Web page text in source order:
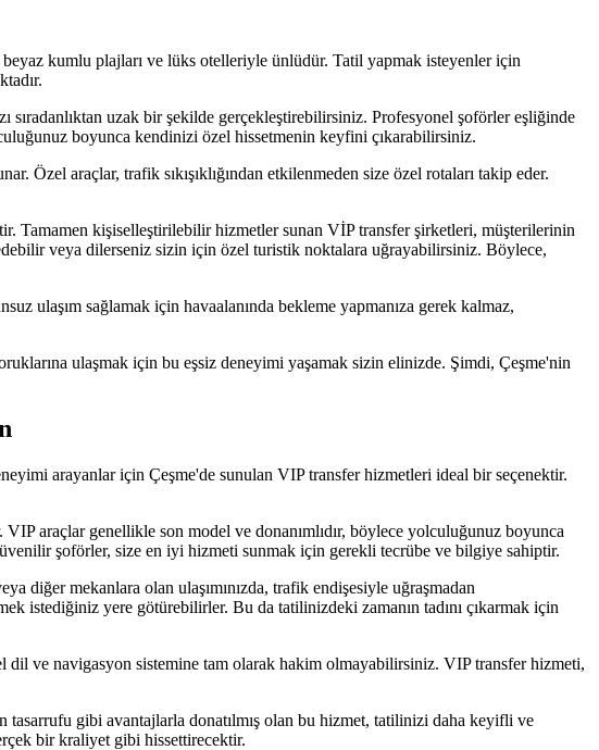
kumlu plajları ve lüks otelleriyle ünlüdür. Tatil yapmak isteyenler için
sıradanlıktan uzak bir şekilde gerçekleştirebilirsiniz. Profesyonel şoförler eşliğinde
boyunca kendinizi özel hissetmenin keyfini çıkarabilirsiniz.
Özel araçlar, trafik sıkışıklığından etkilenmeden size özel rotaları takip eder.
Tamamen kişiselleştirilebilir hizmetler sunan VİP transfer şirketleri, müşterilerinin
veya dilerseniz sizin için özel turistik noktalara uğrayabilirsiniz. Böylece,
ulaşım sağlamak için havaalanında bekleme yapmanıza gerek kalmaz,
ulaşmak için bu eşsiz deneyimi yaşamak sizin elinizde. Şimdi, Çeşme'nin
arayanlar için Çeşme'de sunulan VIP transfer hizmetleri ideal bir seçenektir.
araçlar genellikle son model ve donanımlıdır, böylece yolculuğunuz boyunca
şoförler, size en iyi hizmeti sunmak için gerekli tecrübe ve bilgiye sahiptir.
diğer mekanlara olan ulaşımınızda, trafik endişesiyle uğraşmadan
istediğiniz yere götürebilirler. Bu da tatilinizdeki zamanın tadını çıkarmak için
dil ve navigasyon sistemine tam olarak hakim olmayabilirsiniz. VIP transfer hizmeti,
gibi avantajlarla donatılmış olan bu hizmet, tatilinizi daha keyifli ve
bir kraliyet gibi hissettirecektir.